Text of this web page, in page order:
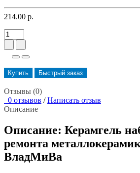
214.00 р.
Купить Быстрый заказ
Отзывы (0)
0 отзывов / Написать отзыв
Описание
Описание: Керамгель
ремонта
ВладМиВа